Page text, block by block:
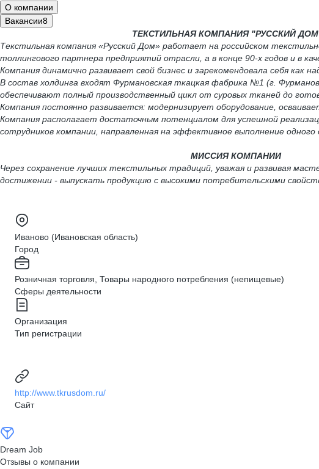
О компании
Вакансии8
ТЕКСТИЛЬНАЯ КОМПАНИЯ "РУССКИЙ
Текстильная компания «Русский Дом» работает на российском
толлингового партнера предприятий отрасли, а в конце 90-х годов и в
Компания динамично развивает свой бизнес и зарекомендовала себя как
В состав холдинга входят Фурмановская ткацкая фабрика №1 (г.
обеспечивают полный производственный цикл от суровых тканей до
Компания постоянно развивается: модернизирует оборудование,
Компания располагает достаточным потенциалом для успешной
сотрудников компании, направленная на эффективное выполнение одного
МИССИЯ КОМПАНИИ
Через сохранение лучших текстильных традиций, уважая и развивая
достижении - выпускать продукцию с высокими потребительскими
Иваново (Ивановская область)
Город
Розничная торговля, Товары народного потребления (непищевые)
Сферы деятельности
Организация
Тип регистрации
http://www.tkrusdom.ru/
Сайт
Dream Job
Отзывы о компании